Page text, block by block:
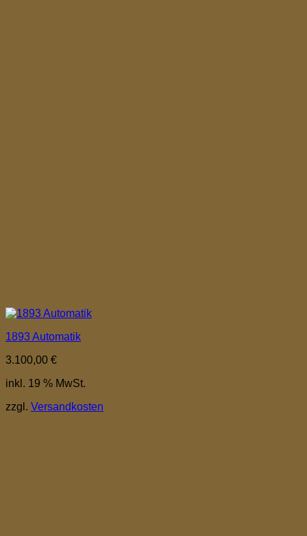
1893 Automatik
3.100,00 €
inkl. 19 % MwSt.
zzgl. Versandkosten